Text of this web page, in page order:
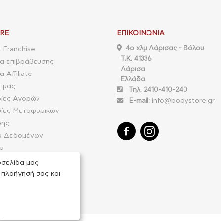
επιβράβευσης
Affiliate
μας
Αγορών
Μεταφορικών
Δεδομένων
παραγγελίας
ΕΠΙΚΟΙΝΩΝΊΑ
4o χλμ Λάρισας - Βόλου
Τ.Κ. 41336
Λάρισα
Ελλάδα
Τηλ. 2410-410-240
E-mail: info@bodystore.gr
μας
σας και